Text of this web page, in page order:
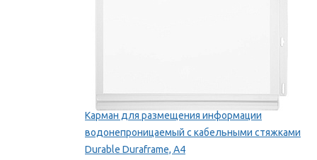
Карман для размещения информации
водонепроницаемый с кабельными стяжками
Durable Duraframe, А4